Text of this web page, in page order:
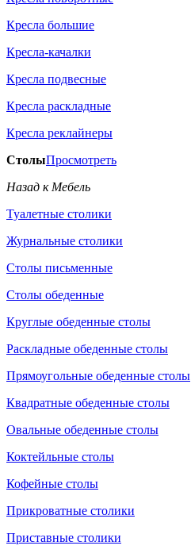
Кресла большие
Кресла-качалки
Кресла подвесные
Кресла раскладные
Кресла реклайнеры
СтолыПросмотреть
Назад к Мебель
Туалетные столики
Журнальные столики
Столы письменные
Столы обеденные
Круглые обеденные столы
Раскладные обеденные столы
Прямоугольные обеденные столы
Квадратные обеденные столы
Овальные обеденные столы
Коктейльные столы
Кофейные столы
Прикроватные столики
Приставные столики